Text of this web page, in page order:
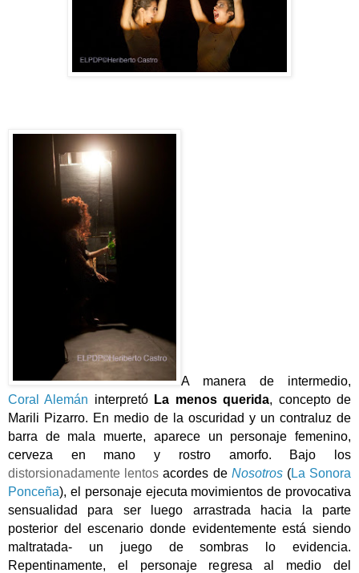
A manera de intermedio,
Coral Alemán interpretó La menos querida, concepto de
Marili Pizarro. En medio de la oscuridad y un contraluz de
barra de mala muerte, aparece un personaje femenino,
cerveza en mano y rostro amorfo. Bajo los
distorsionadamente lentos acordes de Nosotros (La Sonora
Ponceña), el personaje ejecuta movimientos de provocativa
sensualidad para ser luego arrastrada hacia la parte
posterior del escenario donde evidentemente está siendo
maltratada- un juego de sombras lo evidencia.
Repentinamente, el personaje regresa al medio del